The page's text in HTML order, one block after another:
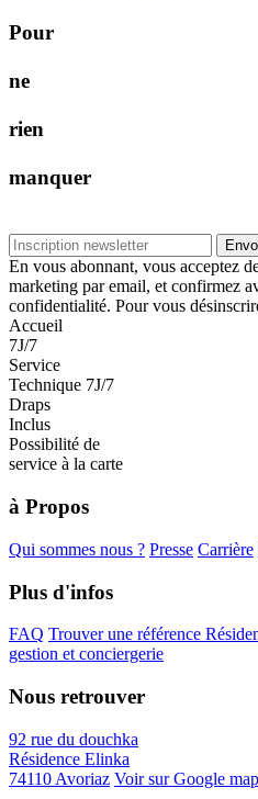
Pour
ne
rien
manquer
En vous abonnant, vous acceptez
marketing par email, et confirmez
confidentialité. Pour vous
Accueil
7J/7
Service
Technique 7J/7
Draps
Inclus
Possibilité de
service à la carte
à Propos
Qui sommes nous ? Presse Carrière
Plus d'infos
FAQ Trouver une référence
gestion et conciergerie
Nous retrouver
92 rue du douchka
Résidence Elinka
74110 Avoriaz Voir sur Google map